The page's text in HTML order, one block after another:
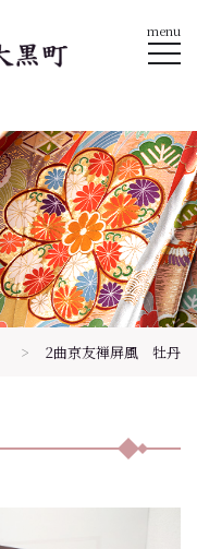
menu
2曲京友禅屏風 牡丹